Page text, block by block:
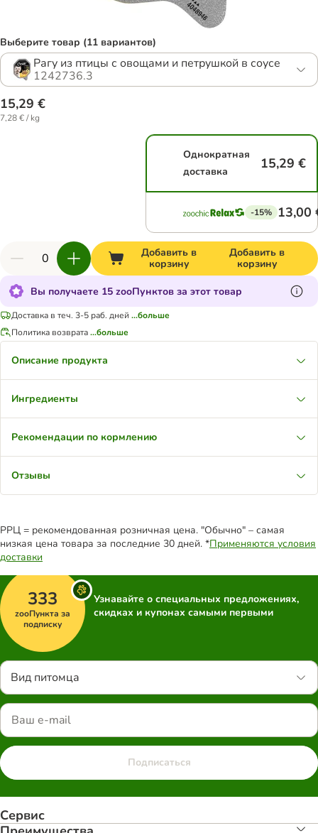
Выберите товар (11 вариантов)
Рагу из птицы с овощами и петрушкой в ​​соусе
1242736.3
15,29 €
7,28 € / kg
Однократная
доставка
15,29 €
-15% 13,00
Добавить в
корзину
Добавить в
корзину
Вы получаете 15 zooПунктов за этот товар
Доставка в теч. 3-5 раб. дней ...больше
Политика возврата...больше
Описание продукта
Ингредиенты
Рекомендации по кормлению
Отзывы
РРЦ = рекомендованная розничная цена. "Обычно" – самая
низкая цена товара за последние 30 дней. *Применяются условия
доставки
333
zooПункта за
подписку
Узнавайте о специальных предложениях,
скидках и купонах самыми первыми
Вид питомца
Подписаться
Сервис